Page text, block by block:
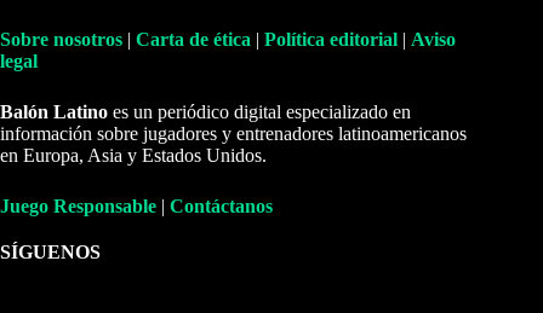
Sobre nosotros | Carta de ética | Política editorial | Aviso
legal
Balón Latino es un periódico digital especializado en
información sobre jugadores y entrenadores latinoamericanos
en Europa, Asia y Estados Unidos.
Juego Responsable | Contáctanos
SÍGUENOS